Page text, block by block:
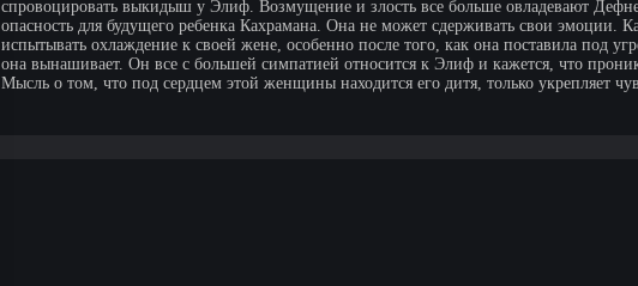
спровоцировать выкидыш у Элиф. Возмущение и злость все больше овладевают Дефне,
опасность для будущего ребенка Кахрамана. Она не может сдерживать свои эмоции.
испытывать охлаждение к своей жене, особенно после того, как она поставила под
она вынашивает. Он все с большей симпатией относится к Элиф и кажется, что
Мысль о том, что под сердцем этой женщины находится его дитя, только укрепляет